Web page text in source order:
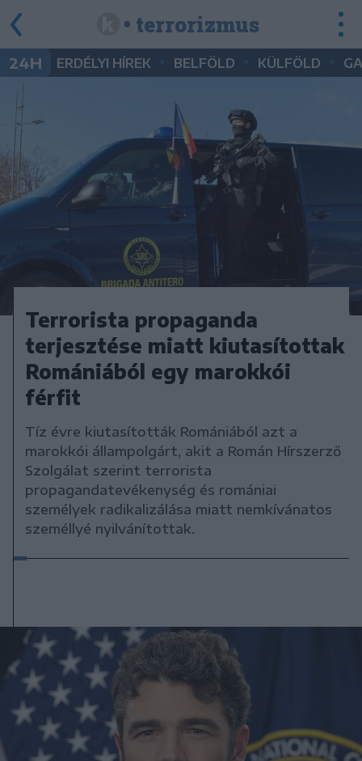
• terrorizmus
24H ERDÉLYI HÍREK BELFÖLD KÜLFÖLD
Terrorista propaganda
terjesztése miatt kiutasítottak
Romániából egy marokkói
férfit
Tíz évre kiutasították Romániából azt a
marokkói állampolgárt, akit a Román Hírszerző
Szolgálat szerint terrorista
propagandatevékenység és romániai
személyek radikalizálása miatt nemkívánatos
személlyé nyilvánítottak.